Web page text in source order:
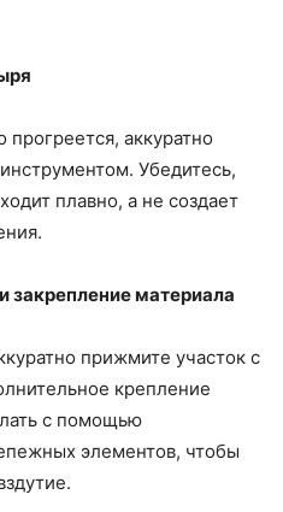
прогреется, аккуратно
Убедитесь,
плавно, а не создает
закрепление материала
прижмите участок с
крепление
с помощью
элементов, чтобы